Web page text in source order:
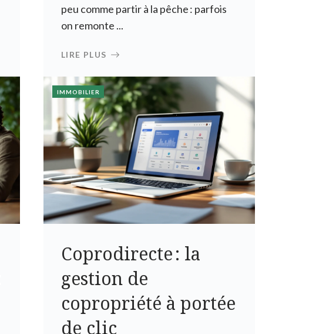
peu comme partir à la pêche : parfois
on remonte ...
LIRE PLUS
IMMOBILIER
Coprodirecte : la
gestion de
copropriété à portée
de clic